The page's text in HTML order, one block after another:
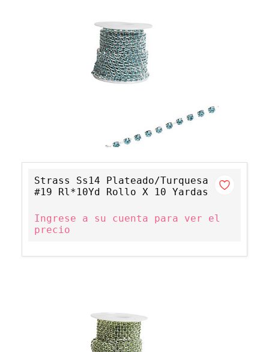
Strass Ss14 Plateado/Turquesa
#19 Rl*10Yd Rollo X 10 Yardas
Ingrese a su cuenta para ver el
precio